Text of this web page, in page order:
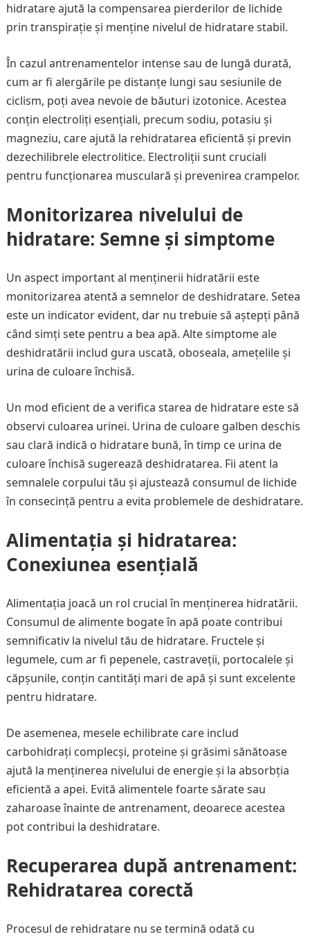
hidratare ajută la compensarea pierderilor de lichide
prin transpirație și menține nivelul de hidratare stabil.
În cazul antrenamentelor intense sau de lungă durată,
cum ar fi alergările pe distanțe lungi sau sesiunile de
ciclism, poți avea nevoie de băuturi izotonice. Acestea
conțin electroliți esențiali, precum sodiu, potasiu și
magneziu, care ajută la rehidratarea eficientă și previn
dezechilibrele electrolitice. Electroliții sunt cruciali
pentru funcționarea musculară și prevenirea crampelor.
Monitorizarea nivelului de
hidratare: Semne și simptome
Un aspect important al menținerii hidratării este
monitorizarea atentă a semnelor de deshidratare. Setea
este un indicator evident, dar nu trebuie să aștepți până
când simți sete pentru a bea apă. Alte simptome ale
deshidratării includ gura uscată, oboseala, amețelile și
urina de culoare închisă.
Un mod eficient de a verifica starea de hidratare este să
observi culoarea urinei. Urina de culoare galben deschis
sau clară indică o hidratare bună, în timp ce urina de
culoare închisă sugerează deshidratarea. Fii atent la
semnalele corpului tău și ajustează consumul de lichide
în consecință pentru a evita problemele de deshidratare.
Alimentația și hidratarea:
Conexiunea esențială
Alimentația joacă un rol crucial în menținerea hidratării.
Consumul de alimente bogate în apă poate contribui
semnificativ la nivelul tău de hidratare. Fructele și
legumele, cum ar fi pepenele, castraveții, portocalele și
căpșunile, conțin cantități mari de apă și sunt excelente
pentru hidratare.
De asemenea, mesele echilibrate care includ
carbohidrați complecși, proteine și grăsimi sănătoase
ajută la menținerea nivelului de energie și la absorbția
eficientă a apei. Evită alimentele foarte sărate sau
zaharoase înainte de antrenament, deoarece acestea
pot contribui la deshidratare.
Recuperarea după antrenament:
Rehidratarea corectă
Procesul de rehidratare nu se termină odată cu